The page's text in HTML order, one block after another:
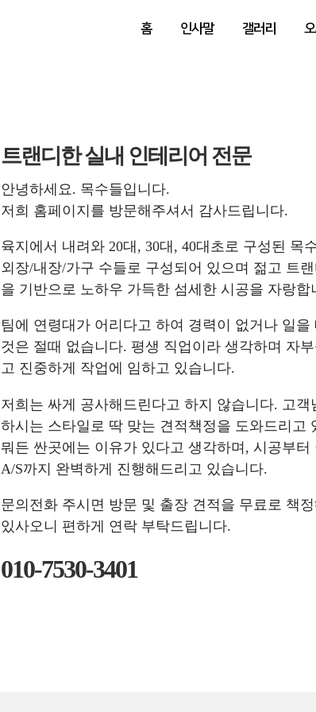
홈 인사말 갤러리
트랜디한 실내 인테리어 전문
안녕하세요. 목수들입니다.
저희 홈페이지를 방문해주셔서 감사드립니다.
육지에서 내려와 20대, 30대, 40대초로 구성된 목
외장/내장/가구 수들로 구성되어 있으며 젊고 트
을 기반으로 노하우 가득한 섬세한 시공을 자랑합
팀에 연령대가 어리다고 하여 경력이 없거나 일을
것은 절때 없습니다. 평생 직업이라 생각하며 자부
고 진중하게 작업에 임하고 있습니다.
저희는 싸게 공사해드린다고 하지 않습니다. 고객
하시는 스타일로 딱 맞는 견적책정을 도와드리고
뭐든 싼곳에는 이유가 있다고 생각하며, 시공부터
A/S까지 완벽하게 진행해드리고 있습니다.
문의전화 주시면 방문 및 출장 견적을 무료로 책
있사오니 편하게 연락 부탁드립니다.
010-7530-3401